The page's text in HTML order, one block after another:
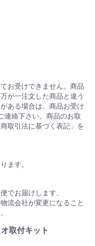
お受けできません。商品
が一注文した商品と違う
ある場合は、商品お受け
連絡下さい。商品のお取
取引法に基づく表記」を
ます。
でお届けします。
流会社が変更になること
取付キット